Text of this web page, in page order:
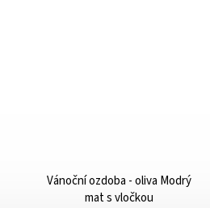
Vánoční ozdoba - oliva Modrý
mat s vločkou